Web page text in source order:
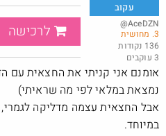
משלוח ב $6.99
$7.0
Amazon
עקוב
@AceDZN
3. מחושית
136 נקודות
3 עוקבים
לרכישה
אומנם אני קניתי את החצאית עם
נמצאת במלאי לפי מה שראיתי)
אבל החצאית עצמה מדליקה
במיוחד.